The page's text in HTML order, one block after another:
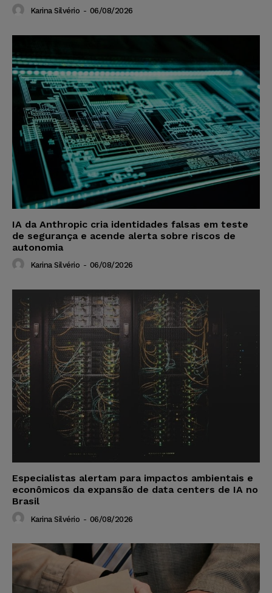
Karina Silvério - 06/08/2026
IA da Anthropic cria identidades falsas em teste
de segurança e acende alerta sobre riscos de
autonomia
Karina Silvério - 06/08/2026
Especialistas alertam para impactos ambientais e
econômicos da expansão de data centers de IA no
Brasil
Karina Silvério - 06/08/2026